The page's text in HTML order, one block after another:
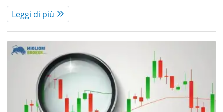
Leggi di più